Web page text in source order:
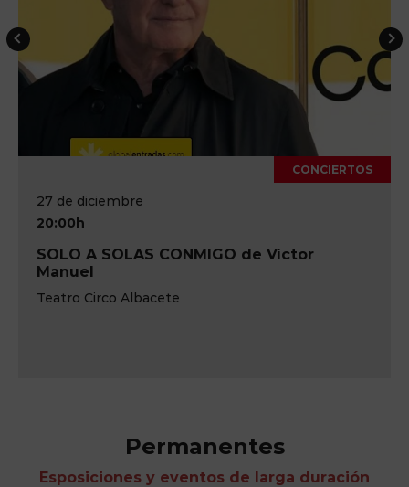
27 de diciembre
20:00h
SOLO A SOLAS CONMIGO de Víctor
Manuel
Teatro Circo Albacete
CONCIERTOS
Permanentes
Esposiciones y eventos de larga duración